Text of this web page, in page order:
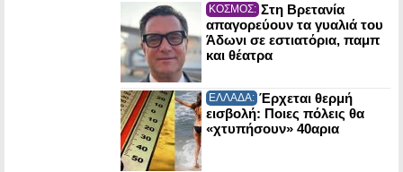
ΚΟΣΜΟΣ: Στη Βρετανία
απαγορεύουν τα γυαλιά του
Άδωνι σε εστιατόρια, παμπ
και θέατρα
ΕΛΛΑΔΑ: Έρχεται θερμή
εισβολή: Ποιες πόλεις θα
«χτυπήσουν» 40αρια